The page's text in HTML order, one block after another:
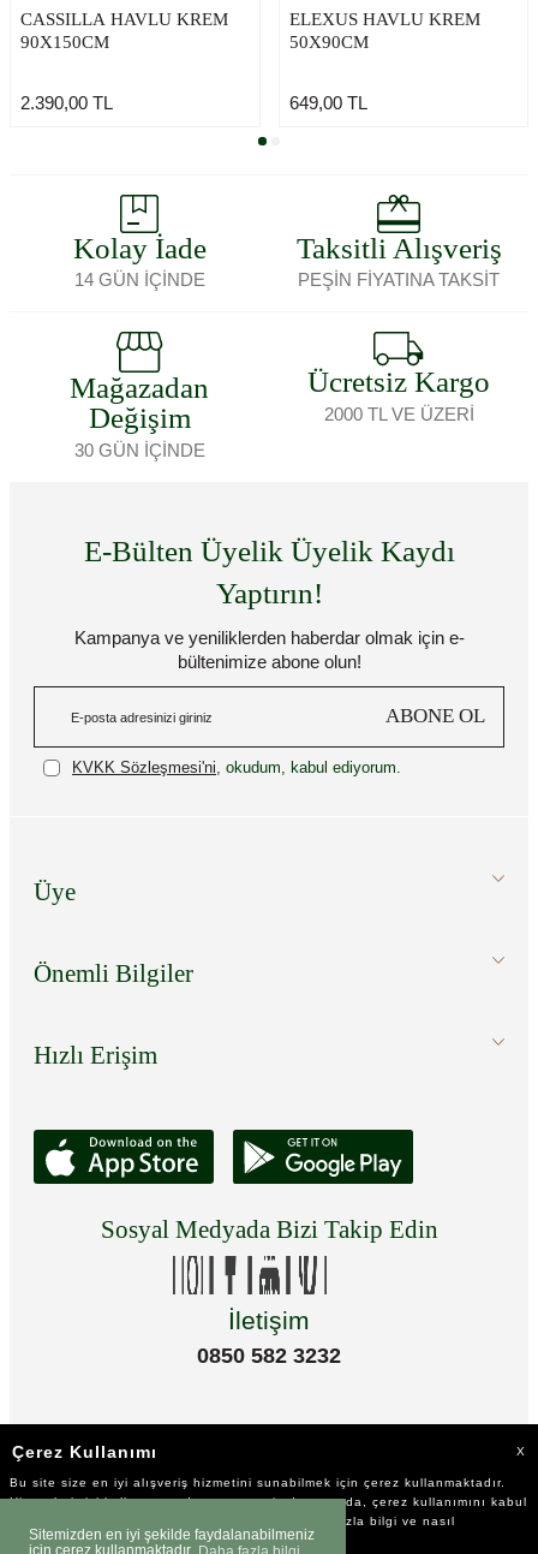
Sitemizden en iyi şekilde faydalanabilmeniz
CASSILLA HAVLU KREM
90X150CM
2.390,00 TL
ELEXUS HAVLU KREM
50X90CM
649,00TL
Kolay İade
14 GÜN İÇİNDE
Taksitli Alışveriş
PEŞİN FİYATINA TAKSİT
Mağazadan
Değişim
30 GÜN İÇİNDE
Ücretsiz Kargo
2000 TL VE ÜZERİ
E-Bülten Üyelik Üyelik Kaydı
Yaptırın!
Kampanya ve yeniliklerden haberdar olmak için e-
bültenimize abone olun!
ABONE OL
KVKK Sözleşmesi'ni , okudum, kabul ediyorum.
Üye
Önemli Bilgiler
Hızlı Erişim
Sosyal Medyada Bizi Takip Edin
İletişim
0850 582 3232
Çerez Kullanımı X
Bu site size en iyi alışveriş hizmetini sunabilmek için çerez kullanmaktadır.
Hizmetlerimizi kullanmaya devam etmeniz durumunda, çerez kullanımını kabul
ettiğinizi varsayacağız. Çerezler hakkında daha fazla bilgi ve nasıl
reddedeceğinizi öğrenmek içintıklayınız